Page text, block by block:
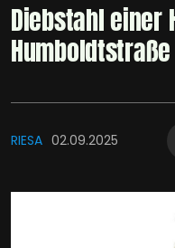
Diebstahl einer
Humboldtstraße
RIESA 02.09.2025